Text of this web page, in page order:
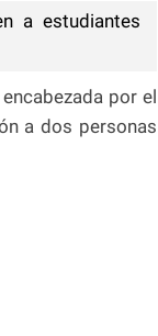
a estudiantes
por el
a dos personas